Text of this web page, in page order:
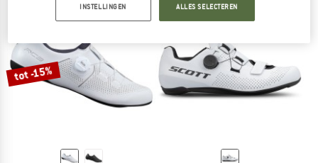
NU TOT MAAR LIEFST -50%
NAAR DE SALE
tot -15%
INSTELLINGEN ALLES SELECTEREN